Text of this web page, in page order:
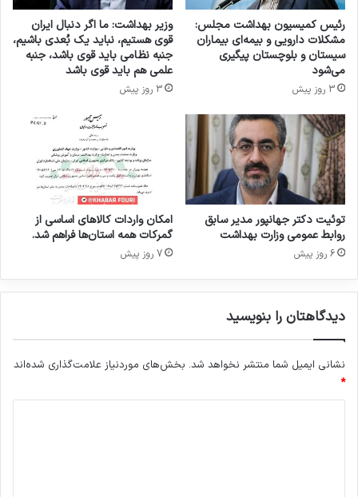
ش
ک
ی
ص
ف
ی
ر
ا
ح
م
ا
ی
ت
ن
د
د
رئیس کمیسیون بهداشت مجلس:
مشکلات دارویی و بیمه‌ای بیماران
سیستان و بلوچستان پیگیری
می‌شود
3 روز پیش
وزیر بهداشت: ما اگر دنبال ایران
قوی هستیم، نباید یک بُعدی باشیم،
جنبه نظامی باید قوی باشد، جنبه
علمی هم باید قوی باشد
3 روز پیش
توئیت دکتر جهانپور مدیر سابق
روابط عمومی وزارت بهداشت
6 روز پیش
امکان واردات کالاهای اساسی از
گمرکات همه استان‌ها فراهم شد.
7 روز پیش
دیدگاهتان را بنویسید
نشانی ایمیل شما منتشر نخواهد شد. بخش‌های موردنیاز علامت‌گذاری شده‌اند
*